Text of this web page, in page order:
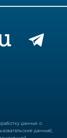
данных о
данные),